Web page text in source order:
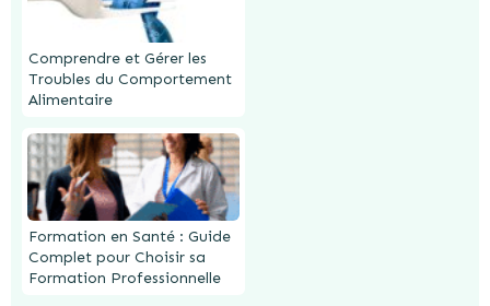
Comprendre et Gérer les
Troubles du Comportement
Alimentaire
Formation en Santé : Guide
Complet pour Choisir sa
Formation Professionnelle